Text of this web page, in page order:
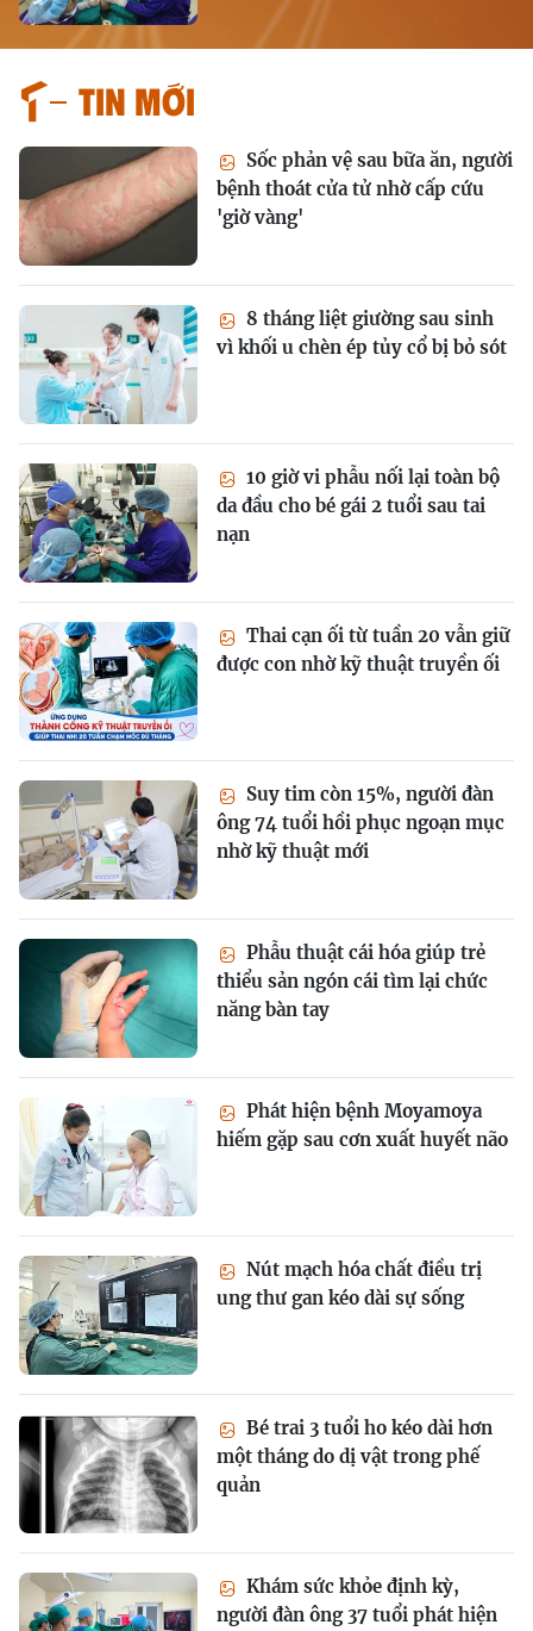
Tin mới
Sốc phản vệ sau bữa ăn, người
bệnh thoát cửa tử nhờ cấp cứu
'giờ vàng'
8 tháng liệt giường sau sinh
vì khối u chèn ép tủy cổ bị bỏ sót
10 giờ vi phẫu nối lại toàn bộ
da đầu cho bé gái 2 tuổi sau tai
nạn
Thai cạn ối từ tuần 20 vẫn giữ
được con nhờ kỹ thuật truyền ối
Suy tim còn 15%, người đàn
ông 74 tuổi hồi phục ngoạn mục
nhờ kỹ thuật mới
Phẫu thuật cái hóa giúp trẻ
thiểu sản ngón cái tìm lại chức
năng bàn tay
Phát hiện bệnh Moyamoya
hiếm gặp sau cơn xuất huyết não
Nút mạch hóa chất điều trị
ung thư gan kéo dài sự sống
Bé trai 3 tuổi ho kéo dài hơn
một tháng do dị vật trong phế
quản
Khám sức khỏe định kỳ,
người đàn ông 37 tuổi phát hiện